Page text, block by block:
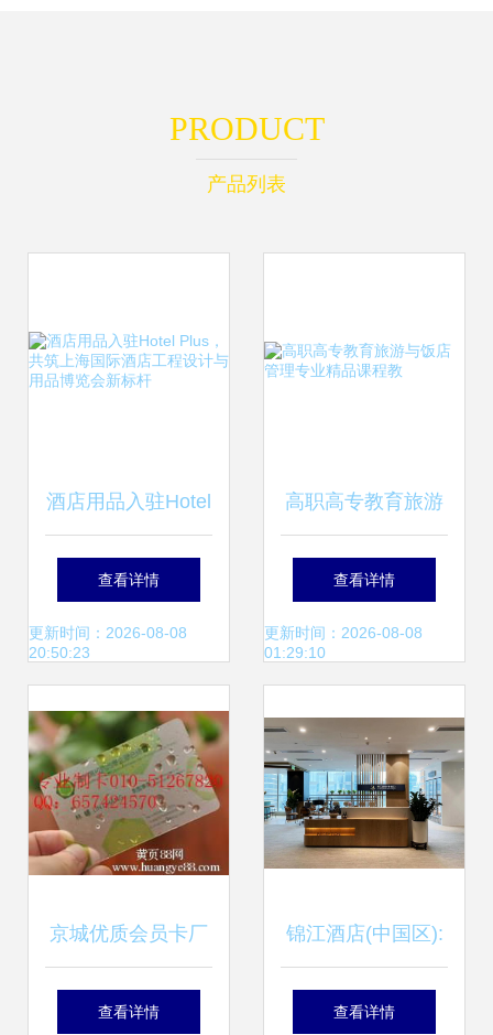
PRODUCT
产品列表
酒店用品入驻Hotel
Plus，共筑上海国
际酒店工程设计与
查看详情
更新时间：2026-08-08
20:50:23
高职高专教育旅游
与饭店管理专业精
品课程教
查看详情
更新时间：2026-08-08
01:29:10
京城优质会员卡厂
家，助力餐饮业品
查看详情
锦江酒店(中国区):
在变革中拥抱未来
查看详情